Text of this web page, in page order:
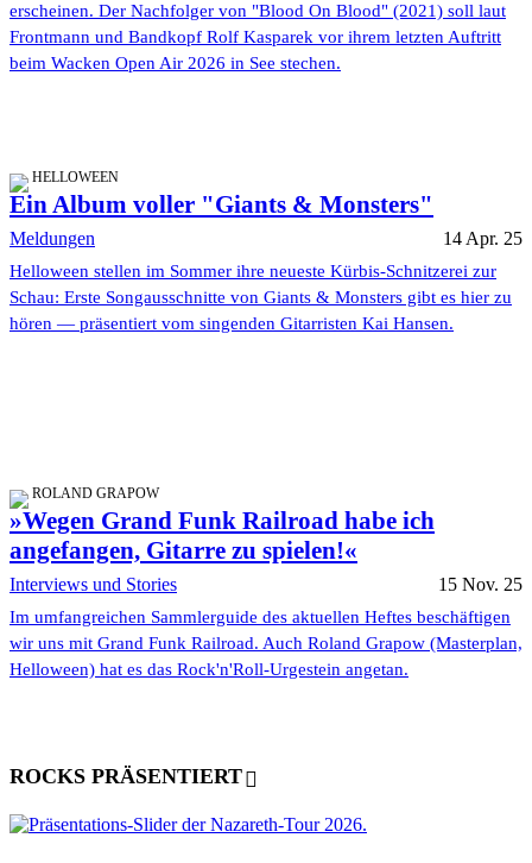
erscheinen. Der Nachfolger von "Blood On Blood" (2021) soll laut
Frontmann und Bandkopf Rolf Kasparek vor ihrem letzten Auftritt
beim Wacken Open Air 2026 in See stechen.
HELLOWEEN
Ein Album voller "Giants & Monsters"
Meldungen 14 Apr. 25
Helloween stellen im Sommer ihre neueste Kürbis-Schnitzerei zur
Schau: Erste Songausschnitte von Giants & Monsters gibt es hier zu
hören — präsentiert vom singenden Gitarristen Kai Hansen.
ROLAND GRAPOW
»Wegen Grand Funk Railroad habe ich
angefangen, Gitarre zu spielen!«
Interviews und Stories 15 Nov. 25
Im umfangreichen Sammlerguide des aktuellen Heftes beschäftigen
wir uns mit Grand Funk Railroad. Auch Roland Grapow (Masterplan,
Helloween) hat es das Rock'n'Roll-Urgestein angetan.
ROCKS PRÄSENTIERT